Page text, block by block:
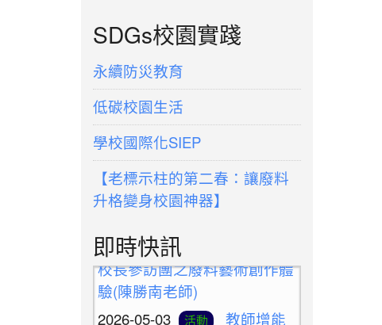
SDGs校園實踐
永續防災教育
低碳校園生活
學校國際化SIEP
【老標示柱的第二春：讓廢料
升格變身校園神器】
即時快訊
校長參訪團之廢料藝術創作體
驗(陳勝南老師)
2026-05-03 活動